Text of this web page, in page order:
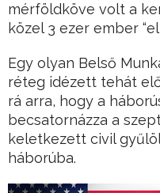
mérföldköve volt a
közel 3 ezer ember
Egy olyan Belső
réteg idézett tehát
rá arra, hogy a
becsatornázza a
keletkezett civil
háborúba.